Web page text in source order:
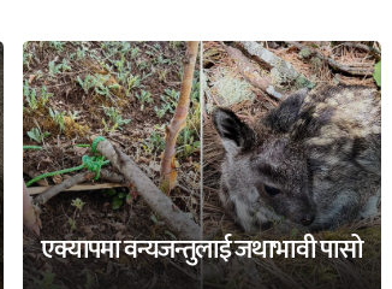
एक्यापमा वन्यजन्तुलाई जथाभावी पासो